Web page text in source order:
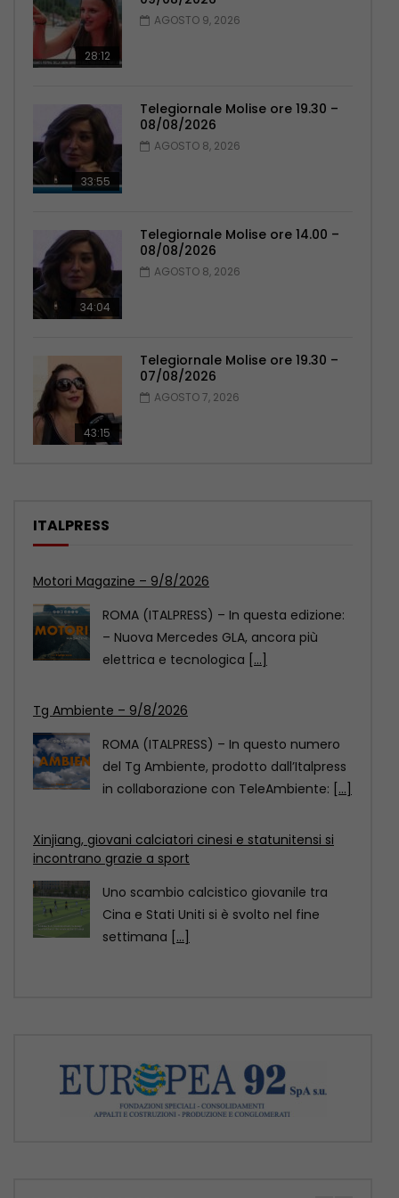
28:12
AGOSTO 9, 2026
33:55
Telegiornale Molise ore 19.30 –
08/08/2026
AGOSTO 8, 2026
34:04
Telegiornale Molise ore 14.00 –
08/08/2026
AGOSTO 8, 2026
43:15
Telegiornale Molise ore 19.30 –
07/08/2026
AGOSTO 7, 2026
ITALPRESS
Tg Ambiente – 9/8/2026
ROMA (ITALPRESS) – In questo numero
del Tg Ambiente, prodotto dall’Italpress
in collaborazione con TeleAmbiente:
Xinjiang, giovani calciatori cinesi e statunitensi si
incontrano grazie a sport
Uno scambio calcistico giovanile tra
Cina e Stati Uniti si è svolto nel fine
Motori Magazine – 9/8/2026
ROMA (ITALPRESS) – In questa edizione:
– Nuova Mercedes GLA, ancora più
elettrica e tecnologica